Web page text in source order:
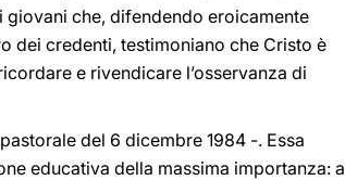
giovani che, difendendo eroicamente
dei credenti, testimoniano che Cristo è
e rivendicare l’osservanza di
del 6 dicembre 1984 -. Essa
educativa della massima importanza: a